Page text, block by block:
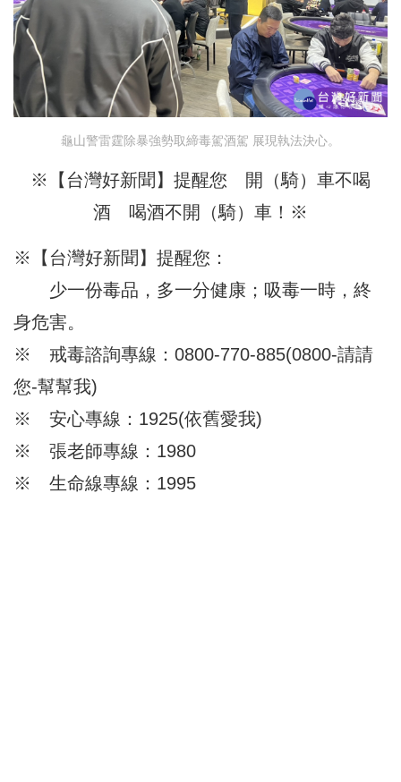
龜山警雷霆除暴強勢取締毒駕酒駕 展現執法決心。
※【台灣好新聞】提醒您 開（騎）車不喝
酒 喝酒不開（騎）車！※
※【台灣好新聞】提醒您：
少一份毒品，多一分健康；吸毒一時，終
身危害。
※ 戒毒諮詢專線：0800-770-885(0800-請請
您-幫幫我)
※ 安心專線：1925(依舊愛我)
※ 張老師專線：1980
※ 生命線專線：1995